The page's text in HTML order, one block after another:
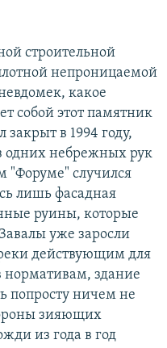
строительной
непроницаемой
какое
собой этот памятник
в 1994 году,
одних небрежных рук
"Форуме" случился
лишь фасадная
руины, которые
уже заросли
действующим для
здание
попросту ничем не
зияющих
из года в год